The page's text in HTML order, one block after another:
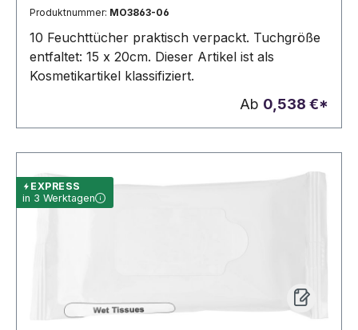
Produktnummer: MO3863-06
10 Feuchttücher praktisch verpackt. Tuchgröße
entfaltet: 15 x 20cm. Dieser Artikel ist als
Kosmetikartikel klassifiziert.
Ab 0,538 €*
EXPRESS
in 3 Werktagen